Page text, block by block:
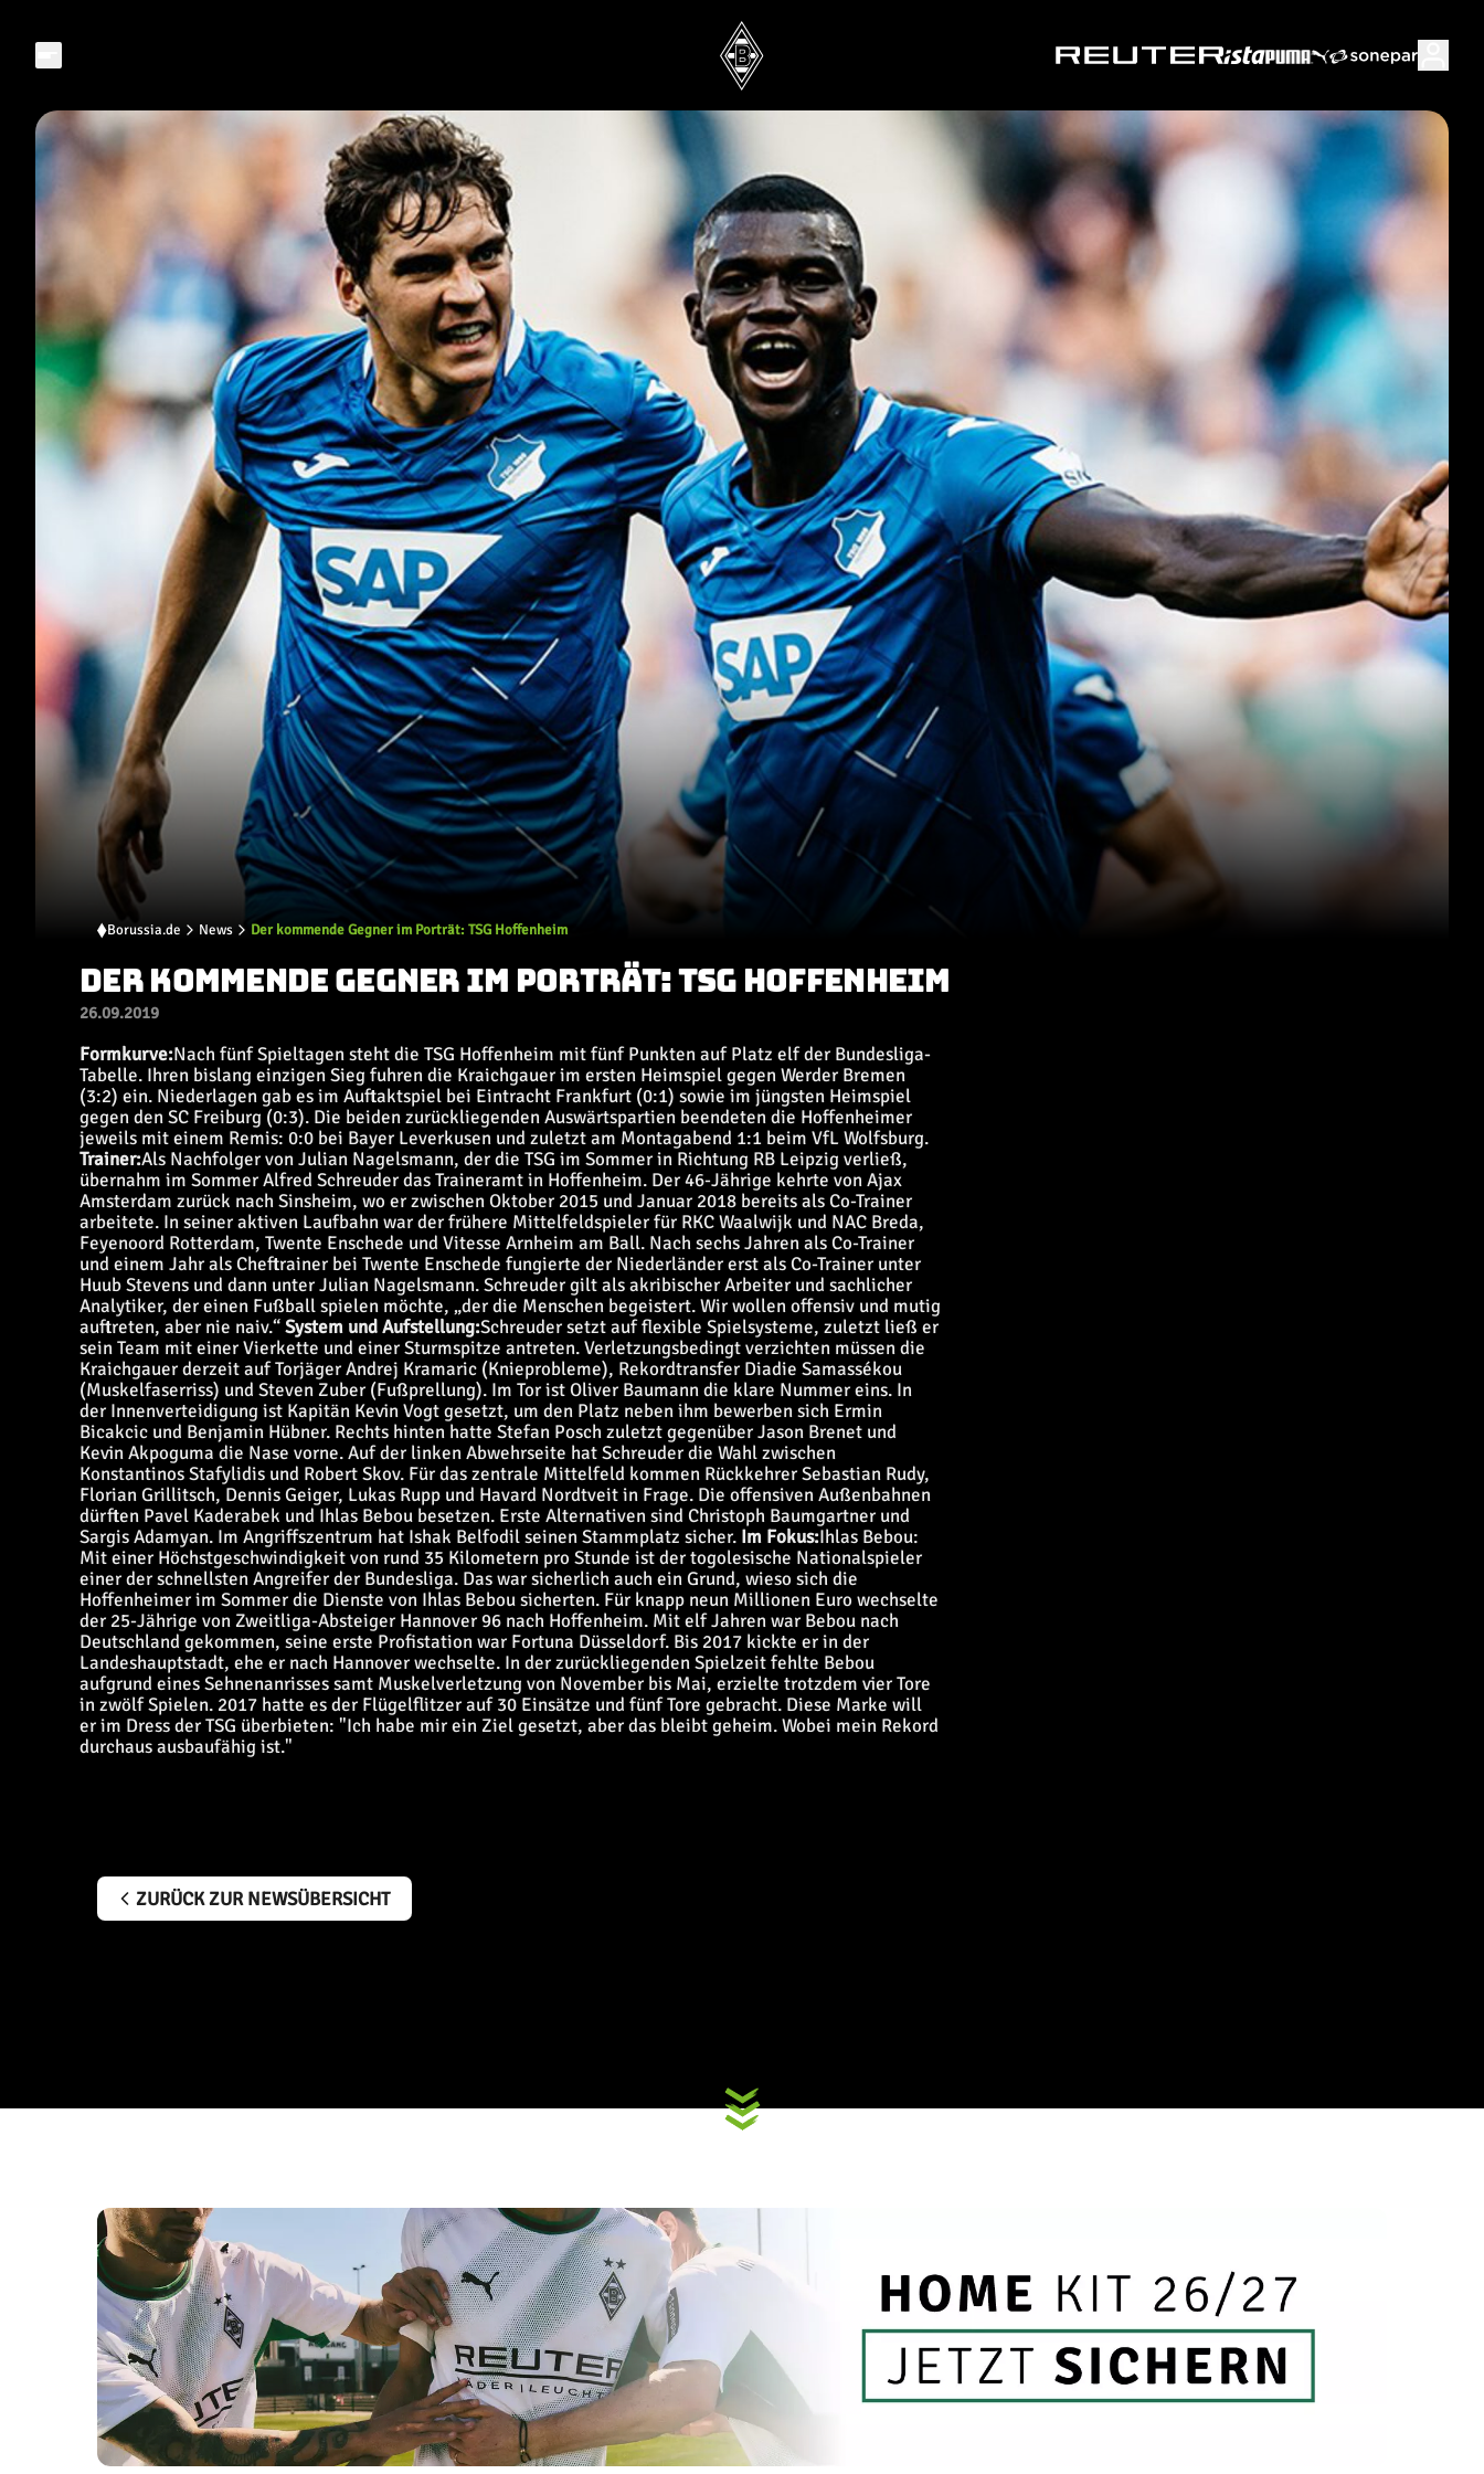
Borussia.de News Der kommende Gegner im Porträt: TSG Hoffenheim
DER KOMMENDE GEGNER IM PORTRÄT: TSG HOFFENHEIM
26.09.2019
Formkurve:Nach fünf Spieltagen steht die TSG Hoffenheim mit fünf Punkten auf Platz elf der Bundesliga-
Tabelle. Ihren bislang einzigen Sieg fuhren die Kraichgauer im ersten Heimspiel gegen Werder Bremen
(3:2) ein. Niederlagen gab es im Auftaktspiel bei Eintracht Frankfurt (0:1) sowie im jüngsten Heimspiel
gegen den SC Freiburg (0:3). Die beiden zurückliegenden Auswärtspartien beendeten die Hoffenheimer
jeweils mit einem Remis: 0:0 bei Bayer Leverkusen und zuletzt am Montagabend 1:1 beim VfL Wolfsburg.
Trainer:Als Nachfolger von Julian Nagelsmann, der die TSG im Sommer in Richtung RB Leipzig verließ,
übernahm im Sommer Alfred Schreuder das Traineramt in Hoffenheim. Der 46-Jährige kehrte von Ajax
Amsterdam zurück nach Sinsheim, wo er zwischen Oktober 2015 und Januar 2018 bereits als Co-Trainer
arbeitete. In seiner aktiven Laufbahn war der frühere Mittelfeldspieler für RKC Waalwijk und NAC Breda,
Feyenoord Rotterdam, Twente Enschede und Vitesse Arnheim am Ball. Nach sechs Jahren als Co-Trainer
und einem Jahr als Cheftrainer bei Twente Enschede fungierte der Niederländer erst als Co-Trainer unter
Huub Stevens und dann unter Julian Nagelsmann. Schreuder gilt als akribischer Arbeiter und sachlicher
Analytiker, der einen Fußball spielen möchte, „der die Menschen begeistert. Wir wollen offensiv und mutig
auftreten, aber nie naiv.“System und Aufstellung:Schreuder setzt auf flexible Spielsysteme, zuletzt ließ er
sein Team mit einer Vierkette und einer Sturmspitze antreten. Verletzungsbedingt verzichten müssen die
Kraichgauer derzeit auf Torjäger Andrej Kramaric (Knieprobleme), Rekordtransfer Diadie Samassékou
(Muskelfaserriss) und Steven Zuber (Fußprellung). Im Tor ist Oliver Baumann die klare Nummer eins. In
der Innenverteidigung ist Kapitän Kevin Vogt gesetzt, um den Platz neben ihm bewerben sich Ermin
Bicakcic und Benjamin Hübner. Rechts hinten hatte Stefan Posch zuletzt gegenüber Jason Brenet und
Kevin Akpoguma die Nase vorne. Auf der linken Abwehrseite hat Schreuder die Wahl zwischen
Konstantinos Stafylidis und Robert Skov. Für das zentrale Mittelfeld kommen Rückkehrer Sebastian Rudy,
Florian Grillitsch, Dennis Geiger, Lukas Rupp und Havard Nordtveit in Frage. Die offensiven Außenbahnen
dürften Pavel Kaderabek und Ihlas Bebou besetzen. Erste Alternativen sind Christoph Baumgartner und
Sargis Adamyan. Im Angriffszentrum hat Ishak Belfodil seinen Stammplatz sicher. Im Fokus:Ihlas Bebou:
Mit einer Höchstgeschwindigkeit von rund 35 Kilometern pro Stunde ist der togolesische Nationalspieler
einer der schnellsten Angreifer der Bundesliga. Das war sicherlich auch ein Grund, wieso sich die
Hoffenheimer im Sommer die Dienste von Ihlas Bebou sicherten. Für knapp neun Millionen Euro wechselte
der 25-Jährige von Zweitliga-Absteiger Hannover 96 nach Hoffenheim. Mit elf Jahren war Bebou nach
Deutschland gekommen, seine erste Profistation war Fortuna Düsseldorf. Bis 2017 kickte er in der
Landeshauptstadt, ehe er nach Hannover wechselte. In der zurückliegenden Spielzeit fehlte Bebou
aufgrund eines Sehnenanrisses samt Muskelverletzung von November bis Mai, erzielte trotzdem vier Tore
in zwölf Spielen. 2017 hatte es der Flügelflitzer auf 30 Einsätze und fünf Tore gebracht. Diese Marke will
er im Dress der TSG überbieten: "Ich habe mir ein Ziel gesetzt, aber das bleibt geheim. Wobei mein Rekord
durchaus ausbaufähig ist."
ZURÜCK ZUR NEWSÜBERSICHT